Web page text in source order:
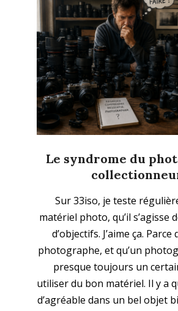
Le syndrome du
25
Sur 33iso, je teste
matériel photo, qu’il s’agisse
d’objectifs. J’aime ça. Parce
photographe, et qu’un
presque toujours un
utiliser du bon matériel. Il y a
d’agréable dans un bel objet
Abonnez-
Ne ratez plus l'actualité du